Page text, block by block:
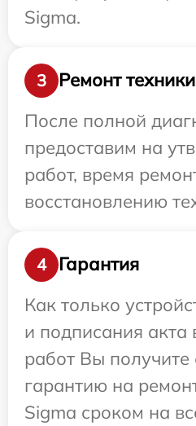
Sigma.
3
Ремонт техники
После полной
предоставим на
работ, время
восстановлению
4
Гарантия
Как только
и подписания
работ Вы
гарантию на
Sigma сроком на